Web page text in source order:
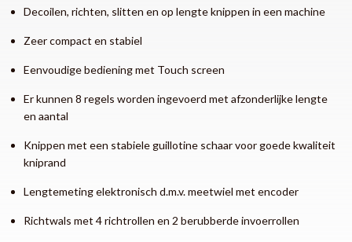
Decoilen, richten, slitten en op lengte knippen in een machine
Zeer compact en stabiel
Eenvoudige bediening met Touch screen
Er kunnen 8 regels worden ingevoerd met afzonderlijke lengte
en aantal
Knippen met een stabiele guillotine schaar voor goede kwaliteit
kniprand
Lengtemeting elektronisch d.m.v. meetwiel met encoder
Richtwals met 4 richtrollen en 2 berubberde invoerrollen